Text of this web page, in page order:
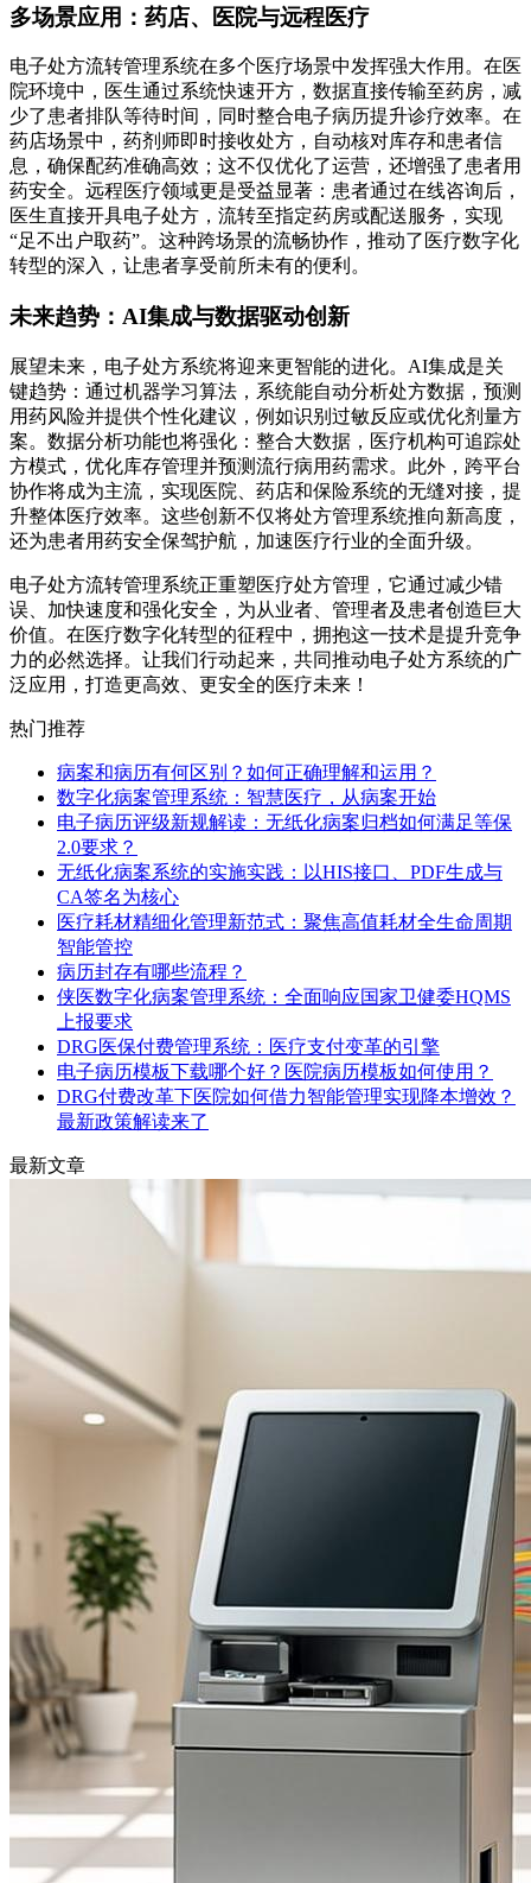
多场景应用：药店、医院与远程医疗
电子处方流转管理系统在多个医疗场景中发挥强大作用。在医
院环境中，医生通过系统快速开方，数据直接传输至药房，减
少了患者排队等待时间，同时整合电子病历提升诊疗效率。在
药店场景中，药剂师即时接收处方，自动核对库存和患者信
息，确保配药准确高效；这不仅优化了运营，还增强了患者用
药安全。远程医疗领域更是受益显著：患者通过在线咨询后，
医生直接开具电子处方，流转至指定药房或配送服务，实现
“足不出户取药”。这种跨场景的流畅协作，推动了医疗数字化
转型的深入，让患者享受前所未有的便利。
未来趋势：AI集成与数据驱动创新
展望未来，电子处方系统将迎来更智能的进化。AI集成是关
键趋势：通过机器学习算法，系统能自动分析处方数据，预测
用药风险并提供个性化建议，例如识别过敏反应或优化剂量方
案。数据分析功能也将强化：整合大数据，医疗机构可追踪处
方模式，优化库存管理并预测流行病用药需求。此外，跨平台
协作将成为主流，实现医院、药店和保险系统的无缝对接，提
升整体医疗效率。这些创新不仅将处方管理系统推向新高度，
还为患者用药安全保驾护航，加速医疗行业的全面升级。
电子处方流转管理系统正重塑医疗处方管理，它通过减少错
误、加快速度和强化安全，为从业者、管理者及患者创造巨大
价值。在医疗数字化转型的征程中，拥抱这一技术是提升竞争
力的必然选择。让我们行动起来，共同推动电子处方系统的广
泛应用，打造更高效、更安全的医疗未来！
热门推荐
病案和病历有何区别？如何正确理解和运用？
数字化病案管理系统：智慧医疗，从病案开始
电子病历评级新规解读：无纸化病案归档如何满足等保
2.0要求？
无纸化病案系统的实施实践：以HIS接口、PDF生成与
CA签名为核心
医疗耗材精细化管理新范式：聚焦高值耗材全生命周期
智能管控
病历封存有哪些流程？
侠医数字化病案管理系统：全面响应国家卫健委HQMS
上报要求
DRG医保付费管理系统：医疗支付变革的引擎
电子病历模板下载哪个好？医院病历模板如何使用？
DRG付费改革下医院如何借力智能管理实现降本增效？
最新政策解读来了
最新文章